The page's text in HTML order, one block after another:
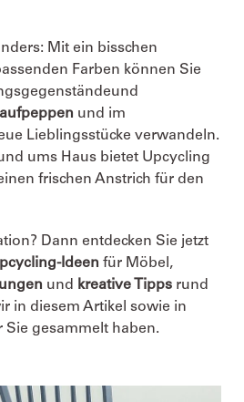
Mit ein bisschen
Farben können Sie
und
aufpeppen und im
Lieblingsstücke verwandeln.
ums Haus bietet Upcycling
frischen Anstrich für den
Dann entdecken Sie jetzt
Ideen für Möbel,
und kreative Tipps rund
in diesem Artikel sowie in
Sie gesammelt haben.